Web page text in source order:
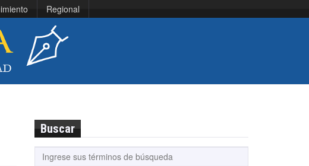
Regional
Buscar